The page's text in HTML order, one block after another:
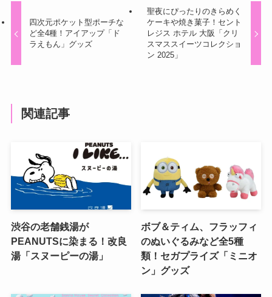
四次元ポケット型ポーチな
ど全4種！アイアップ「ド
ラえもん」グッズ
聖夜にぴったりのきらめく
ケーキや焼き菓子！セント
レジス ホテル 大阪「クリ
スマススイーツコレクショ
ン 2025」
関連記事
渋谷の老舗銭湯が
PEANUTSに染まる！改良
湯「スヌーピーの湯」
ボブ＆ティム、フラッフィ
のぬいぐるみなど全5種
類！セガプライズ「ミニオ
ン」グッズ